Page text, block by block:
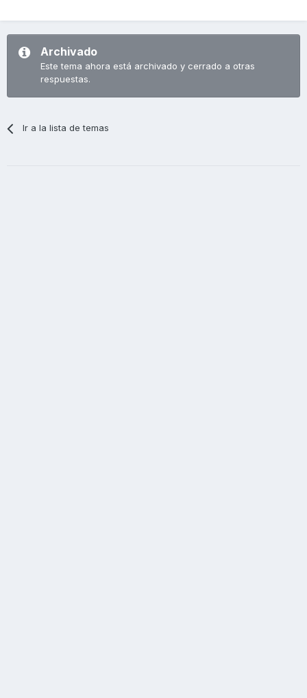
Archivado
Este tema ahora está archivado y cerrado a otras
respuestas.
Ir a la lista de temas